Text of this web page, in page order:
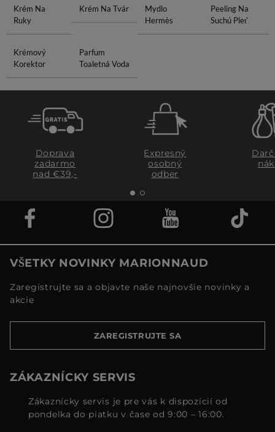
Krém Na
Ruky
Krém Na Tvár
Mydlo
Hermès
Peeling Na
Suchú Pleť
Krémový
Korektor
Parfum
Toaletná Voda
Doprava
zadarmo
nad €39,-
Expresný
osobný
odber
VŠETKY NOVINKY MARIONNAUD
Zaregistrujte sa a objavte naše najnovšie novinky a
akcie
ZAREGISTRUJTE SA
ZÁKAZNÍCKY SERVIS
Zákaznícky servis je pre vás k dispozícií od
pondelka do piatku v čase od 9:00 – 16:00.